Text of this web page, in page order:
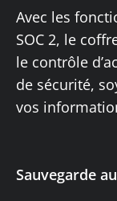
Avec les
SOC 2, le
le contrôle
de sécurité,
vos
Sauvegarde